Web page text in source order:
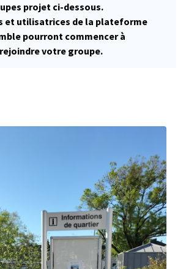
projet ci-dessous.
et utilisatrices de la plateforme
pourront commencer à
votre groupe.